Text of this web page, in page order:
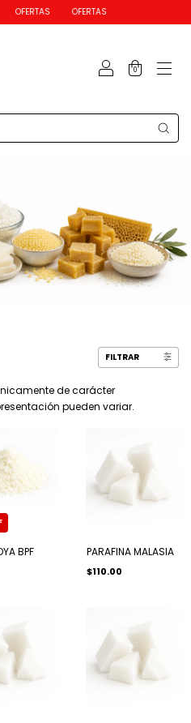
OFERTAS OFERTAS
0
FILTRAR
de carácter
pueden variar.
BPF PARAFINA MALASIA
$110.00